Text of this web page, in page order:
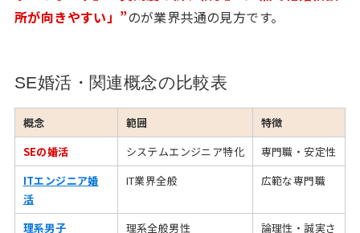
所が向きやすい」”のが業界共通の見方です。
SE婚活・関連概念の比較表
概念 範囲
特徴
SEの婚活
システムエンジニア特化
専門職・安定性
ITエンジニア婚
活
IT業界全般 広範な専門職
理系男子 理系全般男性
論理性・誠実さ